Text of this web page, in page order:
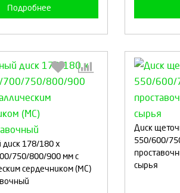
Подробнее
178/180 x
750/800/900 мм с
сердечником (МС)
количество:
Диск
550/600/
сырья